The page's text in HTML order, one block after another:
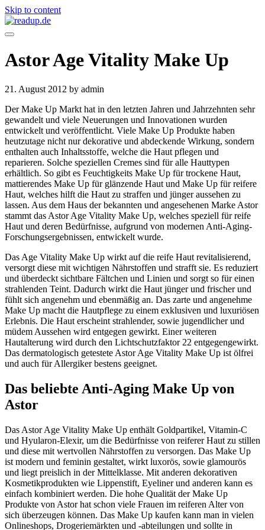
Skip to content
Astor Age Vitality Make Up
21. August 2012 by admin
Der Make Up Markt hat in den letzten Jahren und Jahrzehnten sehr
gewandelt und viele Neuerungen und Innovationen wurden
entwickelt und veröffentlicht. Viele Make Up Produkte haben
heutzutage nicht nur dekorative und abdeckende Wirkung, sondern
enthalten auch Inhaltsstoffe, welche die Haut pflegen und
reparieren. Solche speziellen Cremes sind für alle Hauttypen
erhältlich. So gibt es Feuchtigkeits Make Up für trockene Haut,
mattierendes Make Up für glänzende Haut und Make Up für reifere
Haut, welches hilft die Haut zu straffen und jünger aussehen zu
lassen. Aus dem Haus der bekannten und angesehenen Marke Astor
stammt das Astor Age Vitality Make Up, welches speziell für reife
Haut und deren Bedürfnisse, aufgrund von modernen Anti-Aging-
Forschungsergebnissen, entwickelt wurde.
Das Age Vitality Make Up wirkt auf die reife Haut revitalisierend,
versorgt diese mit wichtigen Nährstoffen und strafft sie. Es reduziert
und überdeckt sichtbare Fältchen und Linien und sorgt so für einen
strahlenden Teint. Dadurch wirkt die Haut jünger und frischer und
fühlt sich angenehm und ebenmäßig an. Das zarte und angenehme
Make Up macht die Hautpflege zu einem exklusiven und luxuriösen
Erlebnis. Die Haut erscheint strahlender, sowie jugendlicher und
müdem Aussehen wird entgegen gewirkt. Einer weiteren
Hautalterung wird durch den Lichtschutzfaktor 22 entgegengewirkt.
Das dermatologisch getestete Astor Age Vitality Make Up ist ölfrei
und auch für Allergiker bestens geeignet.
Das beliebte Anti-Aging Make Up von
Astor
Das Astor Age Vitality Make Up enthält Goldpartikel, Vitamin-C
und Hyularon-Elexir, um die Bedürfnisse von reiferer Haut zu stillen
und diese mit wertvollen Nährstoffen zu versorgen. Das Make Up
ist modern und feminin gestaltet, wirkt luxorös, sowie glamourös
und liegt preislich in der Mittelklasse. Mit anderen dekorativen
Kosmetikprodukten wie Lippenstift, Eyeliner und anderen kann es
einfach kombiniert werden. Die hohe Qualität der Make Up
Produkte von Astor hat schon viele Frauen im reiferen Alter von
sich überzeugen können. Das Make Up kaufen kann man in vielen
Onlineshops, Drogeriemärkten und -abteilungen und sollte in